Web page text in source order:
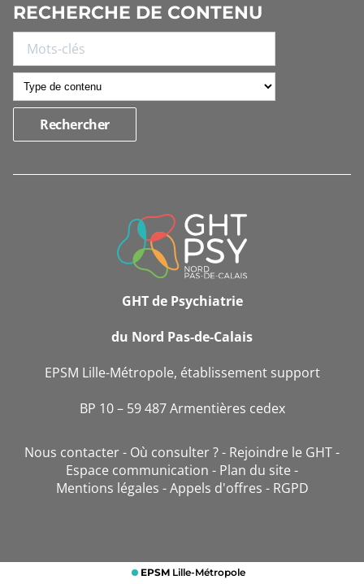
EPSM Lille-Métropole
RECHERCHE DE CONTENU
INFORMATIONS
GHT de Psychiatrie
du Nord Pas-de-Calais
EPSM Lille-Métropole, établissement support
BP 10 – 59 487 Armentières cedex
Nous contacter Où consulter ?
Rejoindre le GHT
Espace communication
Plan du site
Mentions légales
Appels d'offres RGPD